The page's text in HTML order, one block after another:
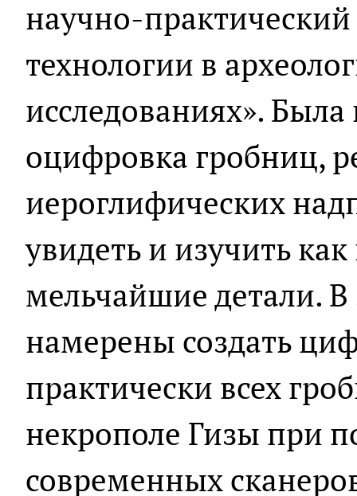
научно-
технологии в
исследованиях».
оцифровка гробниц,
иероглифических
увидеть и изучить
мельчайшие детали.
намерены создать
практически всех
некрополе Гизы при
современных